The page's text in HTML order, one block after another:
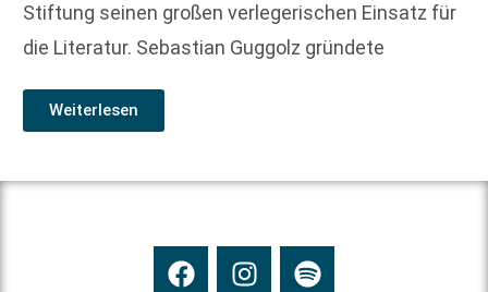
Stiftung seinen großen verlegerischen Einsatz für
die Literatur. Sebastian Guggolz gründete
Weiterlesen